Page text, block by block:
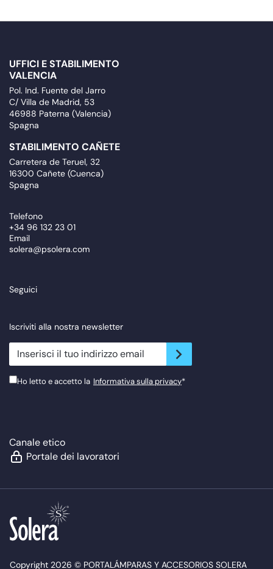
UFFICI E STABILIMENTO
VALENCIA
Pol. Ind. Fuente del Jarro
C/ Villa de Madrid, 53
46988 Paterna (Valencia)
Spagna
STABILIMENTO CAÑETE
Carretera de Teruel, 32
16300 Cañete (Cuenca)
Spagna
Telefono
+34 96 132 23 01
Email
solera@psolera.com
Seguici
Iscriviti alla nostra newsletter
newsletter.suscribe
Ho letto e accetto la Informativa sulla privacy*
Canale etico
Portale dei lavoratori
Copyright 2026 © PORTALÁMPARAS Y ACCESORIOS SOLERA